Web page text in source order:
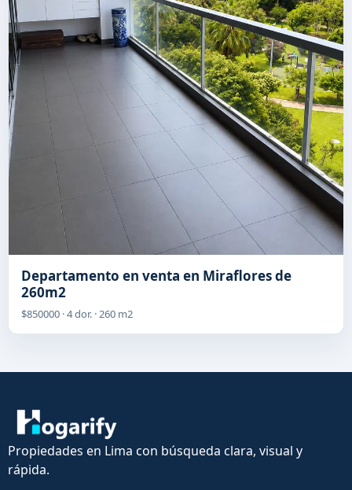
Departamento en venta en Miraflores de
260m2
$850000 · 4 dor. · 260 m2
Propiedades en Lima con búsqueda clara, visual y
rápida.